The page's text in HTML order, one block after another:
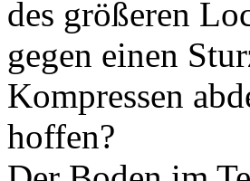
des größeren
gegen einen
Kompressen
hoffen?